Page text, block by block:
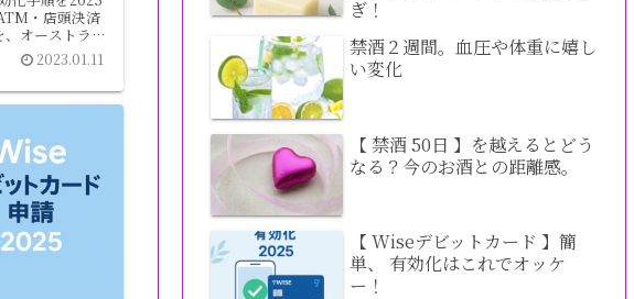
・店頭決済
オーストラリ
ー。 2023.01.11
ぎ！
禁酒２週間。血圧や体重に嬉し
い変化
【 禁酒 50日 】を越えるとどう
なる？今のお酒との距離感。
【 Wiseデビットカード 】簡
単、 有効化はこれでオッケ
ー！